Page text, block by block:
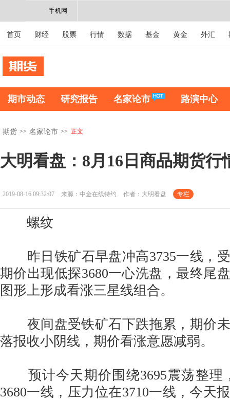
手机网
首页 财经 股票 行情 数据 基金 黄金 外汇
期市动态 研究报告 名家论市 路演中心
期货 >> 名家论市 >> 正文
大明看盘：8月16日商品期货行
2019-08-16 09:32:07 来源：中金在线特约 作者：大明看盘 专栏
螺纹
昨日铁矿石早盘冲高3735一线，
期价出现低探3680一心洗盘，最终尾
图形上形成看涨三星线组合。
夜间盘受铁矿石下跌拖累，期价未
落报收小阴线，期价看涨意愿减弱。
预计今天期价围绕3695震荡整理
3680一线，压力位在3710一线，今天